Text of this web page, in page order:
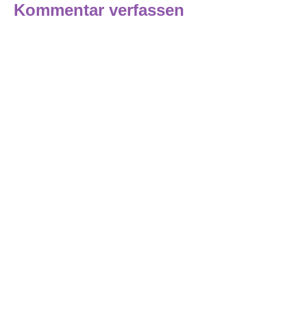
Kommentar verfassen